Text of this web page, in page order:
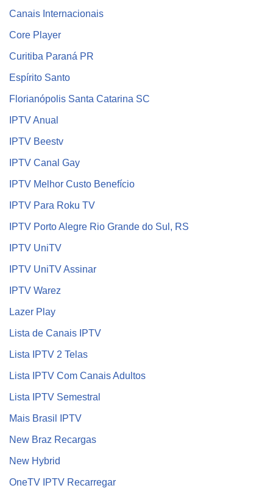
Canais Internacionais
Core Player
Curitiba Paraná PR
Espírito Santo
Florianópolis Santa Catarina SC
IPTV Anual
IPTV Beestv
IPTV Canal Gay
IPTV Melhor Custo Benefício
IPTV Para Roku TV
IPTV Porto Alegre Rio Grande do Sul, RS
IPTV UniTV
IPTV UniTV Assinar
IPTV Warez
Lazer Play
Lista de Canais IPTV
Lista IPTV 2 Telas
Lista IPTV Com Canais Adultos
Lista IPTV Semestral
Mais Brasil IPTV
New Braz Recargas
New Hybrid
OneTV IPTV Recarregar